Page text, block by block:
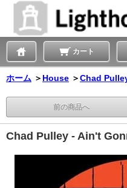
カート
ホーム ＞ House ＞Chad
前の商品へ
Chad Pulley - Ain't